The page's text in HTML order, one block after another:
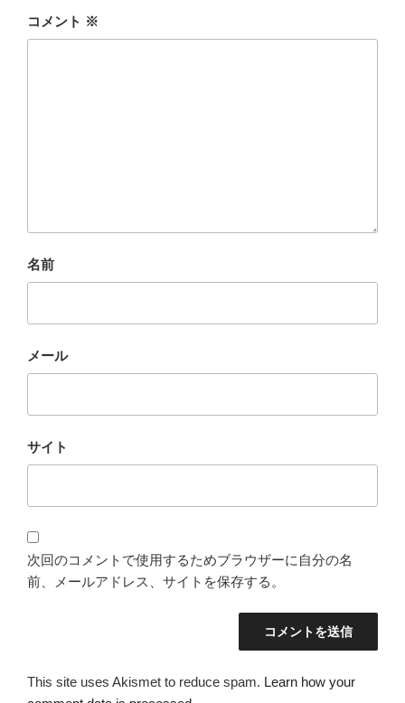
コメント ※
名前
メール
サイト
次回のコメントで使用するためブラウザーに自分の名
前、メールアドレス、サイトを保存する。
This site uses Akismet to reduce spam. Learn how your